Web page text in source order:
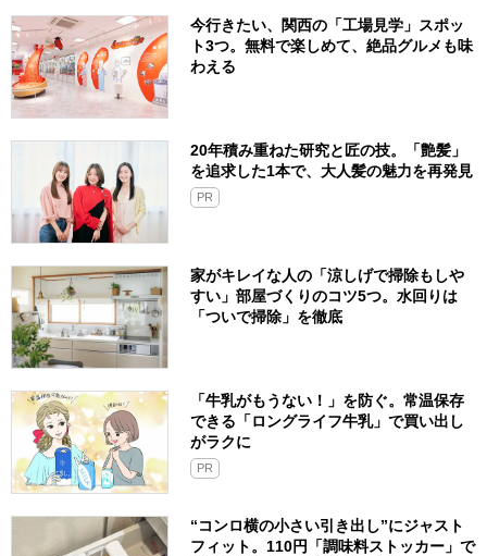
今行きたい、関西の「工場見学」スポッ
ト3つ。無料で楽しめて、絶品グルメも味
わえる
20年積み重ねた研究と匠の技。「艶髪」
を追求した1本で、大人髪の魅力を再発見
PR
家がキレイな人の「涼しげで掃除もしや
すい」部屋づくりのコツ5つ。水回りは
「ついで掃除」を徹底
「牛乳がもうない！」を防ぐ。常温保存
できる「ロングライフ牛乳」で買い出し
がラクに
PR
“コンロ横の小さい引き出し”にジャスト
フィット。110円「調味料ストッカー」で